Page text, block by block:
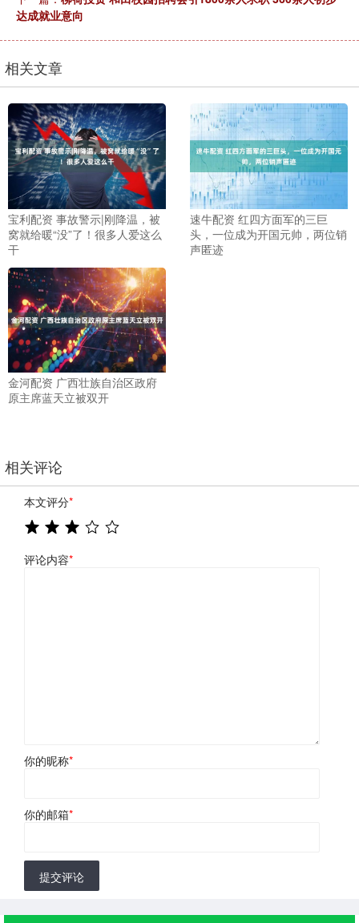
达成就业意向
相关文章
宝利配资 事故警示|刚降温，被
窝就给暖“没”了！很多人爱这么
干
速牛配资 红四方面军的三巨
头，一位成为开国元帅，两位销
声匿迹
金河配资 广西壮族自治区政府
原主席蓝天立被双开
相关评论
本文评分*
评论内容*
你的昵称*
你的邮箱*
提交评论